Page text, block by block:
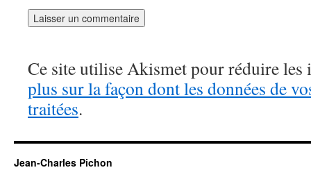
Ce site utilise Akismet pour réduire les
plus sur la façon dont les données de
traitées.
Jean-Charles Pichon